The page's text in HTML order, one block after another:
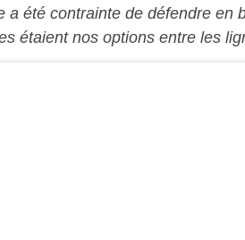
a été contrainte de défendre en
étaient nos options entre les